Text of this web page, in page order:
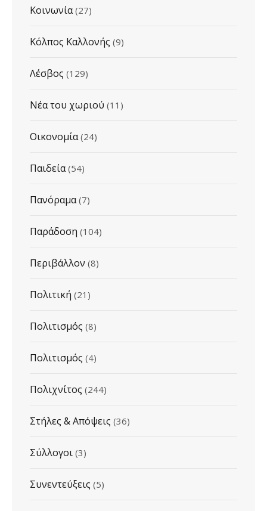
Κοινωνία (27)
Κόλπος Καλλονής (9)
Λέσβος (129)
Νέα του χωριού (11)
Οικονομία (24)
Παιδεία (54)
Πανόραμα (7)
Παράδοση (104)
Περιβάλλον (8)
Πολιτική (21)
Πολιτισμός (8)
Πολιτισμός (4)
Πολιχνίτος (244)
Στήλες & Απόψεις (36)
Σύλλογοι (3)
Συνεντεύξεις (5)